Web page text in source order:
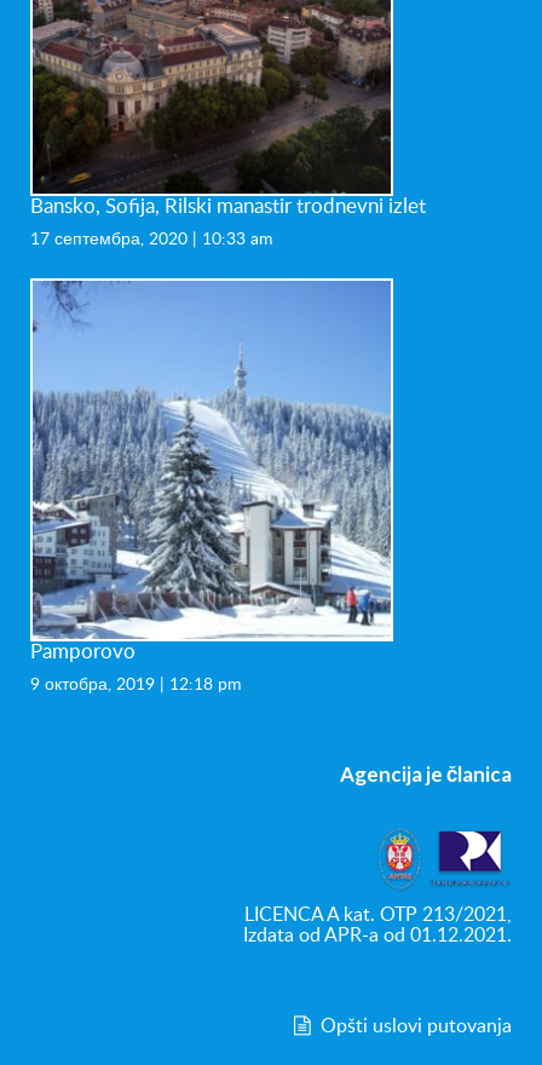
Bansko, Sofija, Rilski manastir trodnevni izlet
17 септембра, 2020 | 10:33 am
Pamporovo
9 октобра, 2019 | 12:18 pm
Agencija je članica
LICENCA A kat. OTP 213/2021,
Izdata od APR-a od 01.12.2021.
Opšti uslovi putovanja